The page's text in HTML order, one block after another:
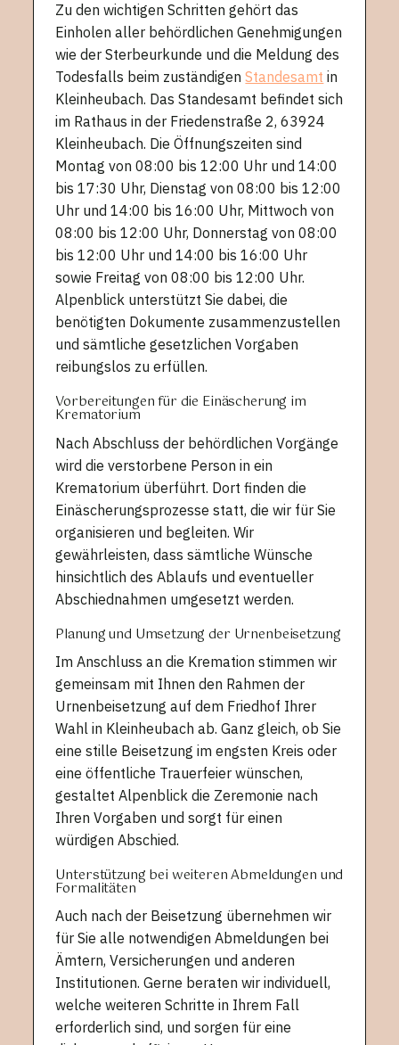
Zu den wichtigen Schritten gehört das
Einholen aller behördlichen Genehmigungen
wie der Sterbeurkunde und die Meldung des
Todesfalls beim zuständigenStandesamt in
Kleinheubach. Das Standesamt befindet sich
im Rathaus in der Friedenstraße 2, 63924
Kleinheubach. Die Öffnungszeiten sind
Montag von 08:00 bis 12:00 Uhr und 14:00
bis 17:30 Uhr, Dienstag von 08:00 bis 12:00
Uhr und 14:00 bis 16:00 Uhr, Mittwoch von
08:00 bis 12:00 Uhr, Donnerstag von 08:00
bis 12:00 Uhr und 14:00 bis 16:00 Uhr
sowie Freitag von 08:00 bis 12:00 Uhr.
Alpenblick unterstützt Sie dabei, die
benötigten Dokumente zusammenzustellen
und sämtliche gesetzlichen Vorgaben
reibungslos zu erfüllen.
Vorbereitungen für die Einäscherung im
Krematorium
Nach Abschluss der behördlichen Vorgänge
wird die verstorbene Person in ein
Krematorium überführt. Dort finden die
Einäscherungsprozesse statt, die wir für Sie
organisieren und begleiten. Wir
gewährleisten, dass sämtliche Wünsche
hinsichtlich des Ablaufs und eventueller
Abschiednahmen umgesetzt werden.
Planung und Umsetzung der Urnenbeisetzung
Im Anschluss an die Kremation stimmen wir
gemeinsam mit Ihnen den Rahmen der
Urnenbeisetzung auf dem Friedhof Ihrer
Wahl in Kleinheubach ab. Ganz gleich, ob Sie
eine stille Beisetzung im engsten Kreis oder
eine öffentliche Trauerfeier wünschen,
gestaltet Alpenblick die Zeremonie nach
Ihren Vorgaben und sorgt für einen
würdigen Abschied.
Unterstützung bei weiteren Abmeldungen und
Formalitäten
Auch nach der Beisetzung übernehmen wir
für Sie alle notwendigen Abmeldungen bei
Ämtern, Versicherungen und anderen
Institutionen. Gerne beraten wir individuell,
welche weiteren Schritte in Ihrem Fall
erforderlich sind, und sorgen für eine